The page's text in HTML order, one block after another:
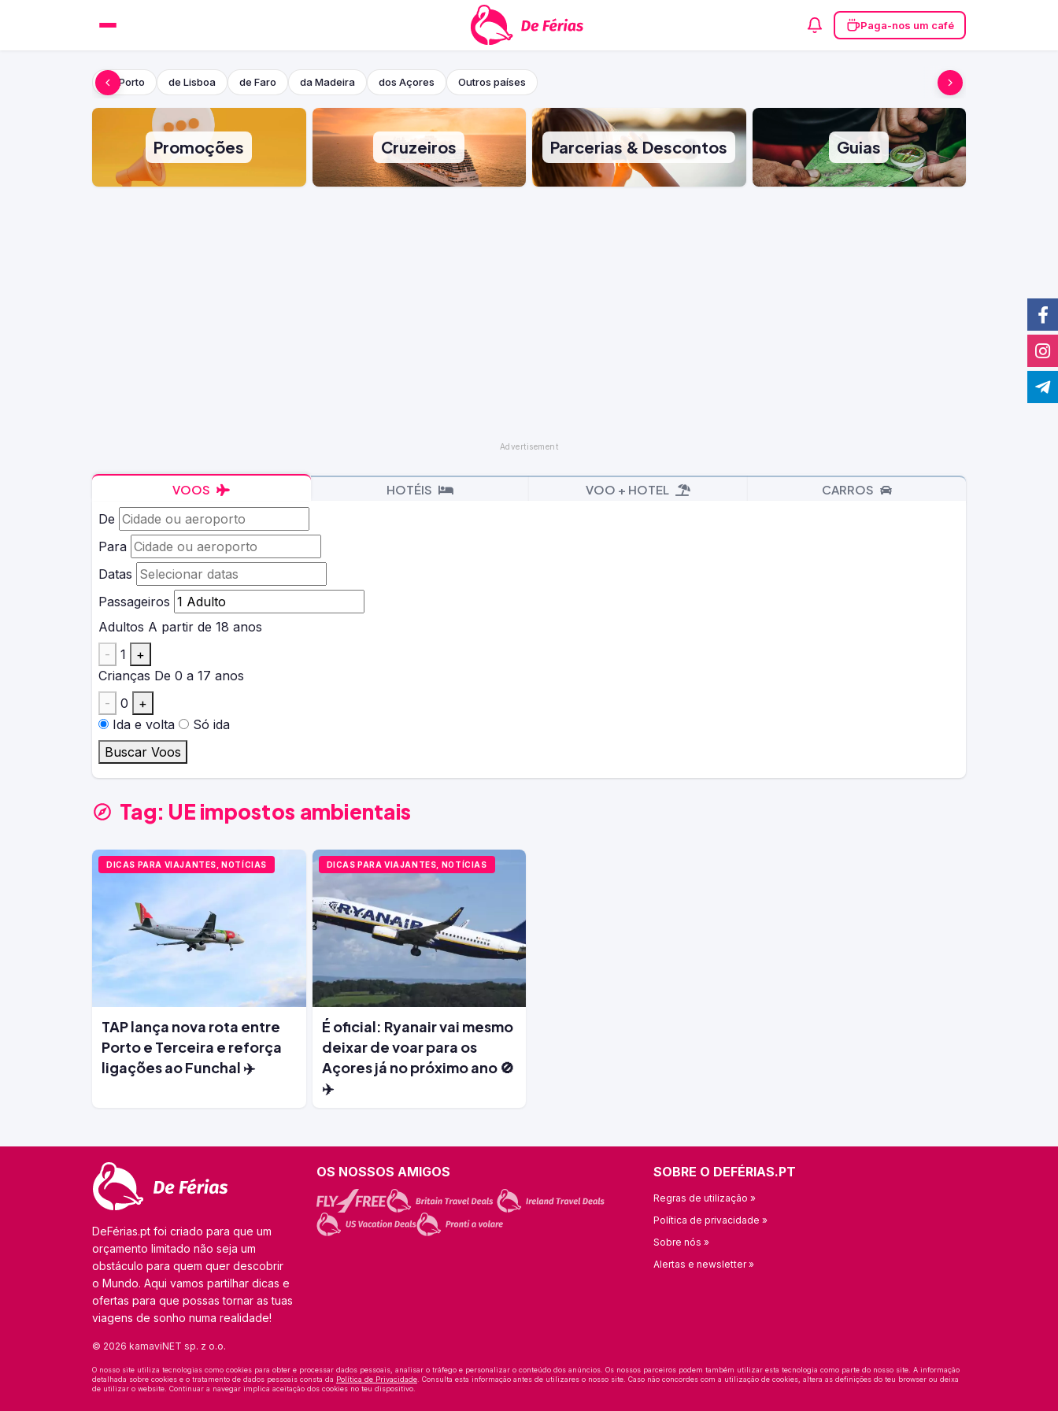
Paga-nos um café
do Porto de Lisboa de Faro da Madeira dos Açores Outros países
Promoções Cruzeiros Parcerias & Descontos Guias
VOOS HOTÉIS VOO + HOTEL CARROS
De
Para
Datas
Passageiros
Adultos A partir de 18 anos
-
1
+
Crianças De 0 a 17 anos
-
0
+
Ida e volta
Só ida
Buscar Voos
Tag: UE impostos ambientais
DICAS PARA VIAJANTES, NOTÍCIAS
TAP lança nova rota entre
Porto e Terceira e reforça
ligações ao Funchal ✈️
DICAS PARA VIAJANTES, NOTÍCIAS
É oficial: Ryanair vai mesmo
deixar de voar para os
Açores já no próximo ano 🚫
✈️
DeFérias.pt foi criado para que um
orçamento limitado não seja um
obstáculo para quem quer descobrir
o Mundo. Aqui vamos partilhar dicas e
ofertas para que possas tornar as tuas
viagens de sonho numa realidade!
© 2026 kamaviNET sp. z o.o.
OS NOSSOS AMIGOS SOBRE O DEFÉRIAS.PT
Regras de utilização »
Política de privacidade »
Sobre nós »
Alertas e newsletter »
O nosso site utiliza tecnologias como cookies para obter e processar dados pessoais, analisar o tráfego e personalizar o conteúdo dos anúncios. Os nossos parceiros podem também utilizar esta tecnologia como parte do nosso site. A informação
detalhada sobre cookies e o tratamento de dados pessoais consta da Política de Privacidade. Consulta esta informação antes de utilizares o nosso site. Caso não concordes com a utilização de cookies, altera as definições do teu browser ou deixa
de utilizar o website. Continuar a navegar implica aceitação dos cookies no teu dispositivo.